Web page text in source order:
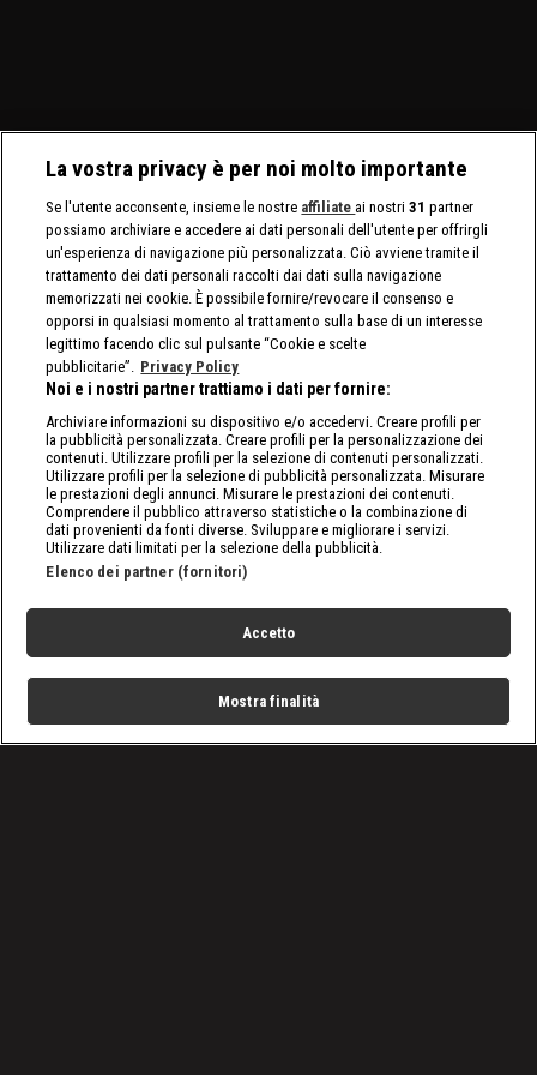
La vostra privacy è per noi molto importante
Se l'utente acconsente, insieme le nostre affiliate ai nostri31 partner
possiamo archiviare e accedere ai dati personali dell'utente per offrirgli
un'esperienza di navigazione più personalizzata. Ciò avviene tramite il
trattamento dei dati personali raccolti dai dati sulla navigazione
memorizzati nei cookie. È possibile fornire/revocare il consenso e
opporsi in qualsiasi momento al trattamento sulla base di un interesse
legittimo facendo clic sul pulsante “Cookie e scelte
pubblicitarie”. Privacy Policy
Noi e i nostri partner trattiamo i dati per fornire:
Archiviare informazioni su dispositivo e/o accedervi. Creare profili per
la pubblicità personalizzata. Creare profili per la personalizzazione dei
contenuti. Utilizzare profili per la selezione di contenuti personalizzati.
Utilizzare profili per la selezione di pubblicità personalizzata. Misurare
le prestazioni degli annunci. Misurare le prestazioni dei contenuti.
Comprendere il pubblico attraverso statistiche o la combinazione di
dati provenienti da fonti diverse. Sviluppare e migliorare i servizi.
Utilizzare dati limitati per la selezione della pubblicità.
Elenco dei partner (fornitori)
Accetto
Mostra finalità